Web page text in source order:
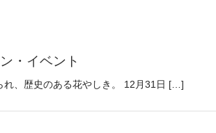
・イベント
れ、歴史のある花やしき。 12月31日 […]